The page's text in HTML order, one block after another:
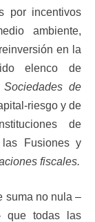
por incentivos
ambiente,
en la
elenco de
Sociedades de
riesgo y de
de
Fusiones y
fiscales.
suma no nula –
que todas las